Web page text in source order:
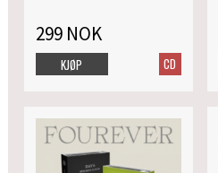
299 NOK
CD
KJØP